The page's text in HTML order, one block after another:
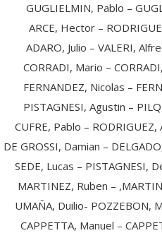
Pablo –
Hector –
Julio –
Mario –
Nicolas –
Agustin –
Pablo –
Damian –
Lucas –
Ruben –
Duilio-
Manuel –